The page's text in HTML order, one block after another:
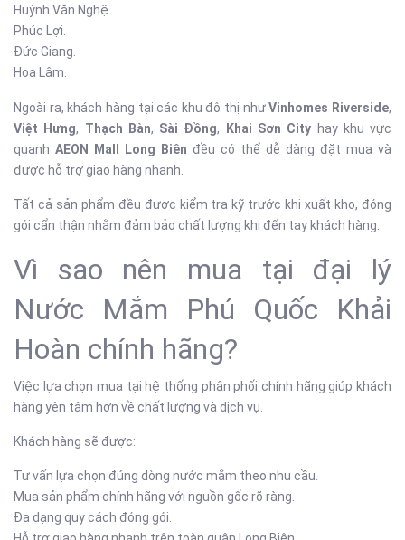
Huỳnh Văn Nghệ.
Phúc Lợi.
Đức Giang.
Hoa Lâm.
Ngoài ra, khách hàng tại các khu đô thị nhưVinhomes Riverside,
Việt Hưng, Thạch Bàn, Sài Đồng, Khai Sơn City hay khu vực
quanh AEON Mall Long Biên đều có thể dễ dàng đặt mua và
được hỗ trợ giao hàng nhanh.
Tất cả sản phẩm đều được kiểm tra kỹ trước khi xuất kho, đóng
gói cẩn thận nhằm đảm bảo chất lượng khi đến tay khách hàng.
Vì sao nên mua tại đại lý
Nước Mắm Phú Quốc Khải
Hoàn chính hãng?
Việc lựa chọn mua tại hệ thống phân phối chính hãng giúp khách
hàng yên tâm hơn về chất lượng và dịch vụ.
Khách hàng sẽ được:
Tư vấn lựa chọn đúng dòng nước mắm theo nhu cầu.
Mua sản phẩm chính hãng với nguồn gốc rõ ràng.
Đa dạng quy cách đóng gói.